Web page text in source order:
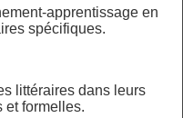
apprentissage en
spécifiques.
littéraires dans leurs
et formelles.